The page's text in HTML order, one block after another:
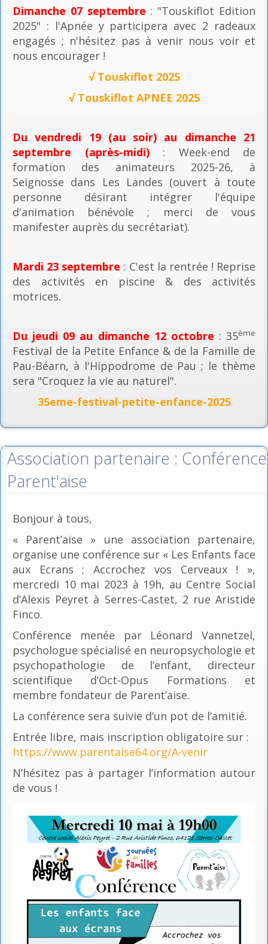
Dimanche 07 septembre : "Touskiflot Edition
2025" : l'Apnée y participera avec 2 radeaux
engagés ; n'hésitez pas à venir nous voir et
nous encourager !
√ Touskiflot 2025
√ Touskiflot APNEE 2025
Du vendredi 19 (au soir) au dimanche 21
septembre (après-midi): Week-end de
formation des animateurs 2025-26, à
Seignosse dans Les Landes (ouvert à toute
personne désirant intégrer l'équipe
d'animation bénévole ; merci de vous
manifester auprès du secrétariat).
Mardi 23 septembre : C'est la rentrée ! Reprise
des activités en piscine & des activités
motrices.
Du jeudi 09 au dimanche 12 octobre : 35ème
Festival de la Petite Enfance & de la Famille de
Pau-Béarn, à l'Hippodrome de Pau ; le thème
sera "Croquez la vie au naturel".
35eme-festival-petite-enfance-2025
Association partenaire : Conférence
Parent'aise
Bonjour à tous,
« Parent’aise » une association partenaire,
organise une conférence sur « Les Enfants face
aux Ecrans ; Accrochez vos Cerveaux ! »,
mercredi 10 mai 2023 à 19h, au Centre Social
d’Alexis Peyret à Serres-Castet, 2 rue Aristide
Finco.
Conférence menée par Léonard Vannetzel,
psychologue spécialisé en neuropsychologie et
psychopathologie de l’enfant, directeur
scientifique d’Oct-Opus Formations et
membre fondateur de Parent’aise.
La conférence sera suivie d’un pot de l’amitié.
Entrée libre, mais inscription obligatoire sur :
https://www.parentaise64.org/A-venir
N’hésitez pas à partager l’information autour
de vous !